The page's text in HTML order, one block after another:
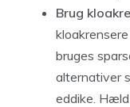
Brug
bruges
alternativer
eddike.